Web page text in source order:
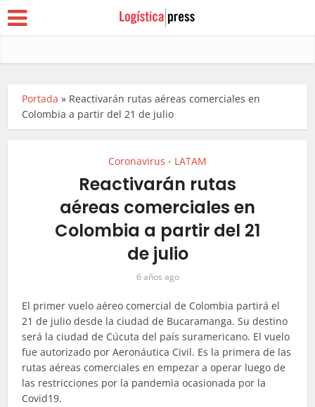
Portada » Reactivarán rutas aéreas comerciales en
Colombia a partir del 21 de julio
Coronavirus • LATAM
Reactivarán rutas
aéreas comerciales en
Colombia a partir del 21
de julio
6 años ago
El primer vuelo aéreo comercial de Colombia partirá el
21 de julio desde la ciudad de Bucaramanga. Su destino
será la ciudad de Cúcuta del país suramericano. El vuelo
fue autorizado por Aeronáutica Civil. Es la primera de las
rutas aéreas comerciales en empezar a operar luego de
las restricciones por la pandemia ocasionada por la
Covid19.